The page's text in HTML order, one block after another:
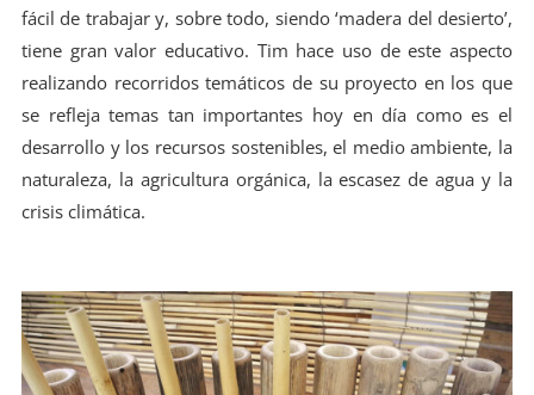
fácil de trabajar y, sobre todo, siendo ‘madera del desierto’,
tiene gran valor educativo. Tim hace uso de este aspecto
realizando recorridos temáticos de su proyecto en los que
se refleja temas tan importantes hoy en día como es el
desarrollo y los recursos sostenibles, el medio ambiente, la
naturaleza, la agricultura orgánica, la escasez de agua y la
crisis climática.